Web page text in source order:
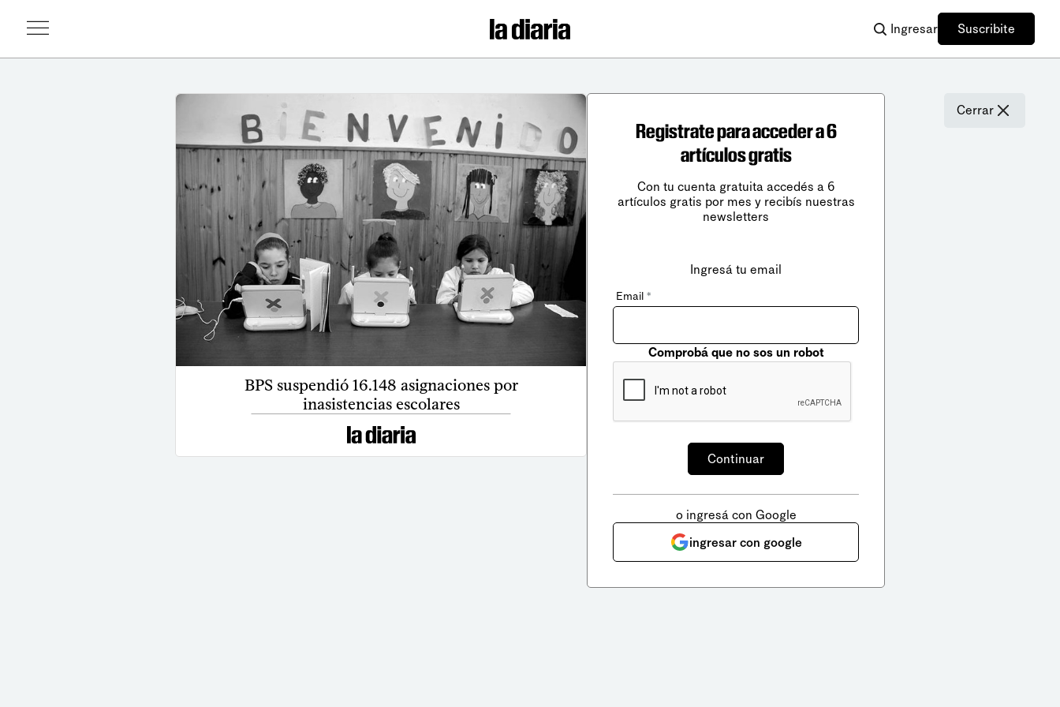
Ingresar Suscribite
BPS suspendió 16.148 asignaciones por
inasistencias escolares
Cerrar
Registrate para acceder a 6
artículos gratis
Con tu cuenta gratuita accedés a 6
artículos gratis por mes y recibís nuestras
newsletters
Ingresá tu email
Email *
Comprobá que no sos un robot
o ingresá con Google
ingresar con google